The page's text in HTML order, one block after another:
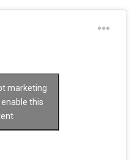
marketing
this